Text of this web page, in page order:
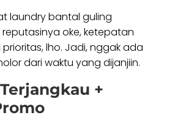
laundry bantal guling
oke, ketepatan
lho. Jadi, nggak ada
dari waktu yang dijanjiin.
+